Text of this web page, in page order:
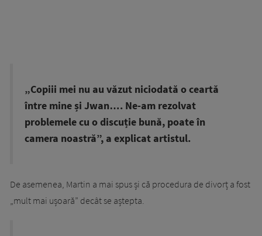
„Copiii mei nu au văzut niciodată o ceartă
între mine și Jwan…. Ne-am rezolvat
problemele cu o discuție bună, poate în
camera noastră”, a explicat artistul.
De asemenea, Martin a mai spus și că procedura de divorț a fost
„mult mai ușoară” decât se aștepta.